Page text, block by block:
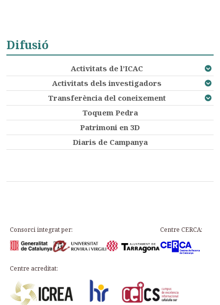
Difusió
Activitats de l’ICAC
Activitats dels investigadors
Transferència del coneixement
Toquem Pedra
Patrimoni en 3D
Diaris de Campanya
Consorci integrat per: Centre CERCA:
Centre acreditat: